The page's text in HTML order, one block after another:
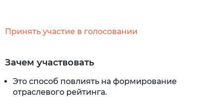
Принять участие в голосовании
Зачем участвовать
Это способ повлиять на формирование
отраслевого рейтинга.